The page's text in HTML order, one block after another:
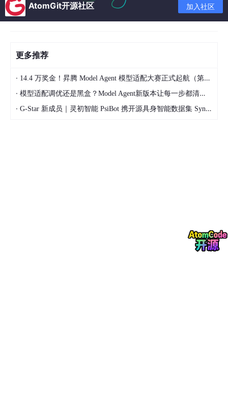
AtomGit开源社区 加入社区
更多推荐
· 14.4 万奖金！昇腾 Model Agent 模型适配大赛正式起航（第二季）
· 模型适配调优还是黑盒？Model Agent新版本让每一步都清晰可见
· G-Star 新成员｜灵初智能 PsiBot 携开源具身智能数据集 SynData 入驻 AtomGit